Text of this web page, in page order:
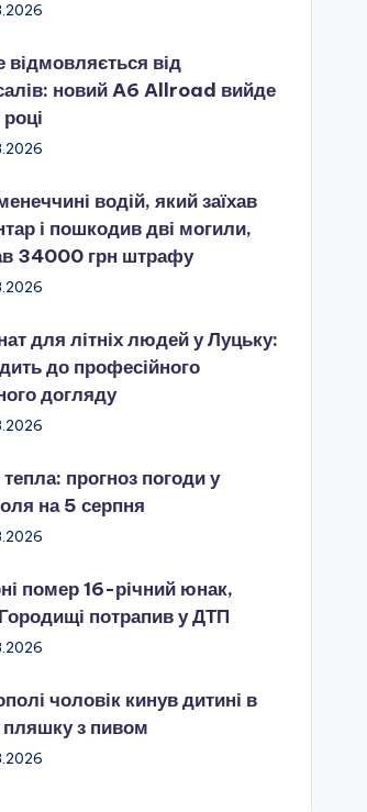
відмовляється від
новий A6 Allroad вийде
водій, який заїхав
і пошкодив дві могили,
34000 грн штрафу
для літніх людей у Луцьку:
до професійного
догляду
прогноз погоди у
на 5 серпня
помер 16-річний юнак,
потрапив у ДТП
чоловік кинув дитині в
пляшку з пивом